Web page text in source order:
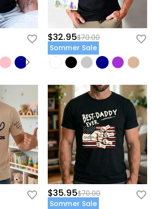
$32.95$70.00
Sommer Sale
$35.95$70.00
Sommer Sale